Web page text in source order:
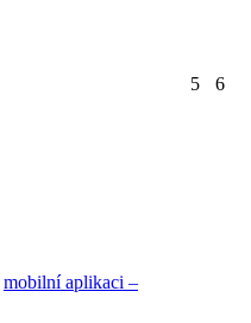
5 6
mobilní aplikaci –